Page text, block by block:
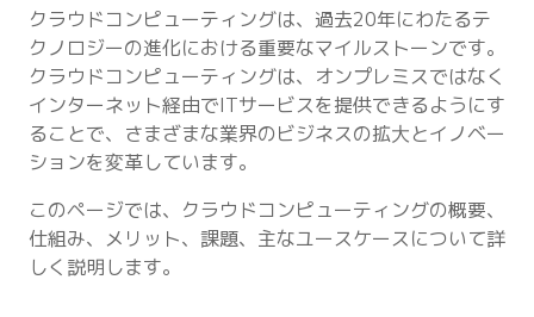
クラウドコンピューティングは、過去20年にわたるテ
クノロジーの進化における重要なマイルストーンです。
クラウドコンピューティングは、オンプレミスではなく
インターネット経由でITサービスを提供できるようにす
ることで、さまざまな業界のビジネスの拡大とイノベー
ションを変革しています。
このページでは、クラウドコンピューティングの概要、
仕組み、メリット、課題、主なユースケースについて詳
しく説明します。